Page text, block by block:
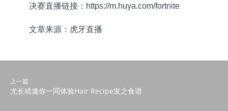
决赛直播链接：https://m.huya.com/fortnite
文章来源：虎牙直播
上一篇
尤长靖邀你一同体验Hair Recipe发之食谱